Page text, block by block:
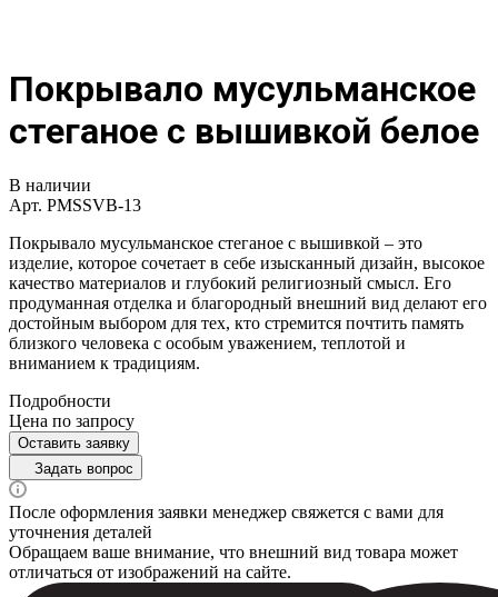
Покрывало мусульманское
стеганое с вышивкой белое
В наличии
Арт. PMSSVB-13
Покрывало мусульманское стеганое с вышивкой – это
изделие, которое сочетает в себе изысканный дизайн, высокое
качество материалов и глубокий религиозный смысл. Его
продуманная отделка и благородный внешний вид делают его
достойным выбором для тех, кто стремится почтить память
близкого человека с особым уважением, теплотой и
вниманием к традициям.
Подробности
Цена по запросу
Оставить заявку
Задать вопрос
После оформления заявки менеджер свяжется с вами для
уточнения деталей
Обращаем ваше внимание, что внешний вид товара может
отличаться от изображений на сайте.